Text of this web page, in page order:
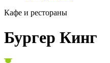
Кафе и рестораны
Бургер Кинг